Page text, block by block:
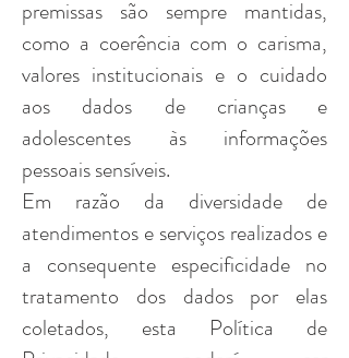
premissas são sempre mantidas,
como a coerência com o carisma,
valores institucionais e o cuidado
aos dados de crianças e
adolescentes às informações
pessoais sensíveis.
Em razão da diversidade de
atendimentos e serviços realizados e
a consequente especificidade no
tratamento dos dados por elas
coletados, esta Política de